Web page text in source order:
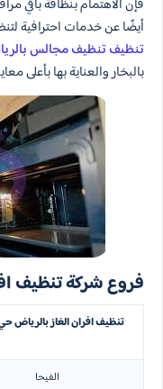
فإن الاهتمام بنظافة باقي
أيضًا عن خدمات احترافية
تنظيف تنظيف مجالس
بالبخار والعناية بها بأعلى
فروع شركة تنظيف
تنظيف افران الغاز بالرياض
الفيحا